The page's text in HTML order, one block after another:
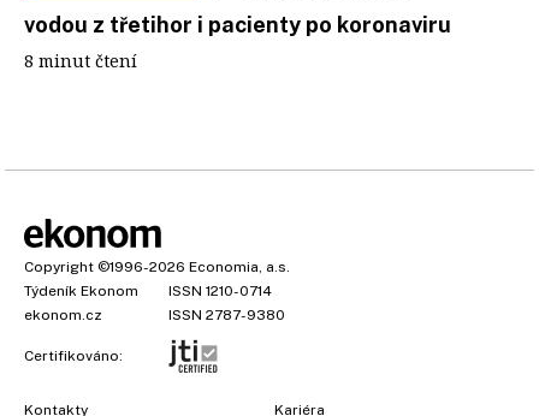
vodou z třetihor i pacienty po koronaviru
8 minut čtení
Copyright ©1996-2026 Economia, a.s.
Týdeník Ekonom
ISSN 1210-0714
ekonom.cz
ISSN 2787-9380
Certifikováno:
Kontakty Kariéra